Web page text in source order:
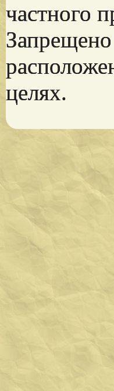
частного
целях.